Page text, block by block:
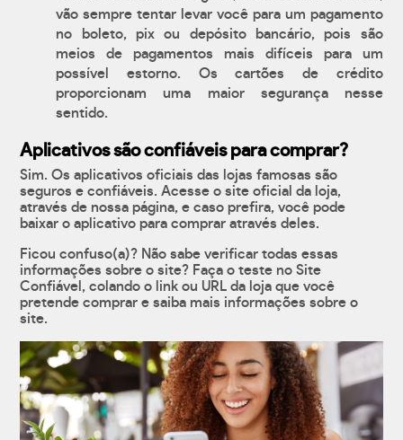
vão sempre tentar levar você para um pagamento
no boleto, pix ou depósito bancário, pois são
meios de pagamentos mais difíceis para um
possível estorno. Os cartões de crédito
proporcionam uma maior segurança nesse
sentido.
Aplicativos são confiáveis para comprar?
Sim. Os aplicativos oficiais das lojas famosas são
seguros e confiáveis. Acesse o site oficial da loja,
através de nossa página, e caso prefira, você pode
baixar o aplicativo para comprar através deles.
Ficou confuso(a)? Não sabe verificar todas essas
informações sobre o site? Faça o teste no Site
Confiável, colando o link ou URL da loja que você
pretende comprar e saiba mais informações sobre o
site.